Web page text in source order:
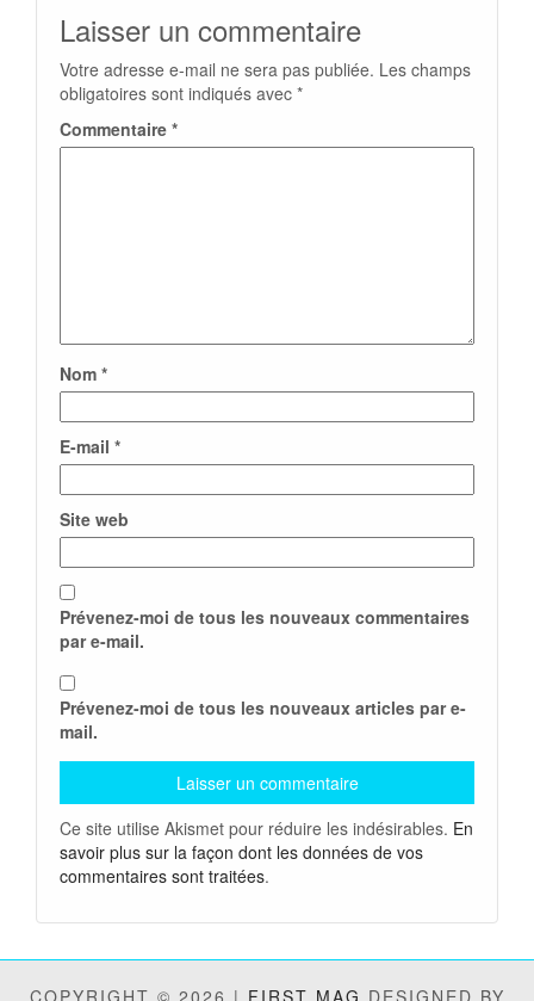
Laisser un commentaire
Votre adresse e-mail ne sera pas publiée. Les champs
obligatoires sont indiqués avec *
Commentaire *
Nom *
E-mail *
Site web
Prévenez-moi de tous les nouveaux commentaires
par e-mail.
Prévenez-moi de tous les nouveaux articles par e-
mail.
Ce site utilise Akismet pour réduire les indésirables. En
savoir plus sur la façon dont les données de vos
commentaires sont traitées.